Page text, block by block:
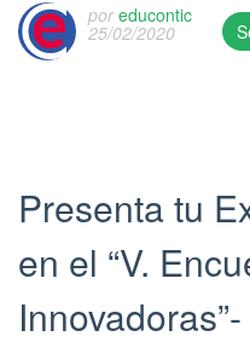
0
a
u
p
a
e
T
y
w
a
s
por educontic
25/02/2020
Presenta tu
en el “V.